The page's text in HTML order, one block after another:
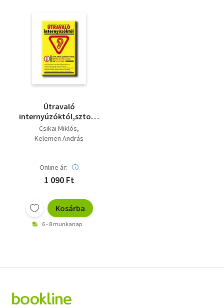
Útravaló
internyúzóktól,sztorik,
ötletek, gondolatok
azoknak
Csikai Miklós
Kelemen András
Online ár:
1 090 Ft
Kosárba
6 - 8 munkanap